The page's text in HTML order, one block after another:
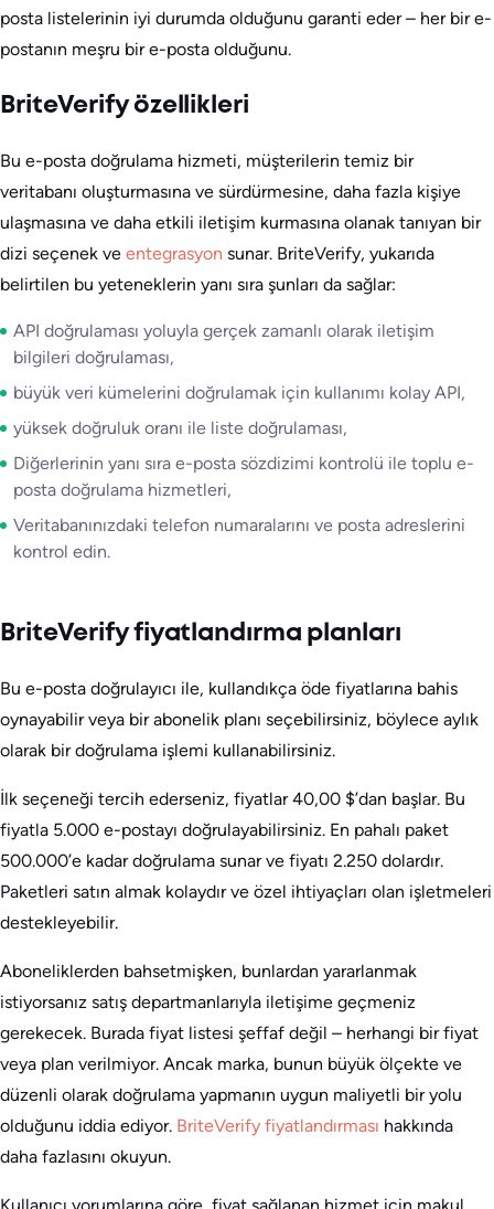
posta listelerinin iyi durumda olduğunu garanti eder – her bir e-
postanın meşru bir e-posta olduğunu.
BriteVerify özellikleri
Bu e-posta doğrulama hizmeti, müşterilerin temiz bir
veritabanı oluşturmasına ve sürdürmesine, daha fazla kişiye
ulaşmasına ve daha etkili iletişim kurmasına olanak tanıyan bir
dizi seçenek ve entegrasyon sunar. BriteVerify, yukarıda
belirtilen bu yeteneklerin yanı sıra şunları da sağlar:
API doğrulaması yoluyla gerçek zamanlı olarak iletişim
bilgileri doğrulaması,
büyük veri kümelerini doğrulamak için kullanımı kolay API,
yüksek doğruluk oranı ile liste doğrulaması,
Diğerlerinin yanı sıra e-posta sözdizimi kontrolü ile toplu e-
posta doğrulama hizmetleri,
Veritabanınızdaki telefon numaralarını ve posta adreslerini
kontrol edin.
BriteVerify fiyatlandırma planları
Bu e-posta doğrulayıcı ile, kullandıkça öde fiyatlarına bahis
oynayabilir veya bir abonelik planı seçebilirsiniz, böylece aylık
olarak bir doğrulama işlemi kullanabilirsiniz.
İlk seçeneği tercih ederseniz, fiyatlar 40,00 $’dan başlar. Bu
fiyatla 5.000 e-postayı doğrulayabilirsiniz. En pahalı paket
500.000’e kadar doğrulama sunar ve fiyatı 2.250 dolardır.
Paketleri satın almak kolaydır ve özel ihtiyaçları olan işletmeleri
destekleyebilir.
Aboneliklerden bahsetmişken, bunlardan yararlanmak
istiyorsanız satış departmanlarıyla iletişime geçmeniz
gerekecek. Burada fiyat listesi şeffaf değil – herhangi bir fiyat
veya plan verilmiyor. Ancak marka, bunun büyük ölçekte ve
düzenli olarak doğrulama yapmanın uygun maliyetli bir yolu
olduğunu iddia ediyor. BriteVerify fiyatlandırması hakkında
daha fazlasını okuyun.